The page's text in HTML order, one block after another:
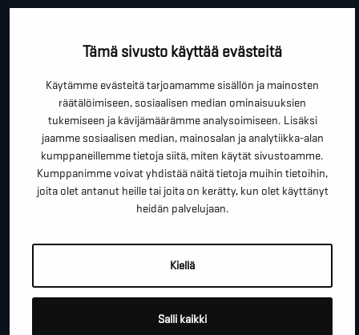
Tämä sivusto käyttää evästeitä
Käytämme evästeitä tarjoamamme sisällön ja mainosten
räätälöimiseen, sosiaalisen median ominaisuuksien
tukemiseen ja kävijämäärämme analysoimiseen. Lisäksi
jaamme sosiaalisen median, mainosalan ja analytiikka-alan
kumppaneillemme tietoja siitä, miten käytät sivustoamme.
Kumppanimme voivat yhdistää näitä tietoja muihin tietoihin,
joita olet antanut heille tai joita on kerätty, kun olet käyttänyt
heidän palvelujaan.
Kiellä
Salli kaikki
PUHELINNUMERO *
SÄHKÖPOSTI *